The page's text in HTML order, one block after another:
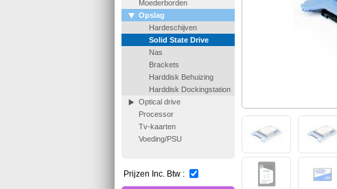
Moederborden
Opslag
Hardeschijven
Solid State Drive
Nas
Brackets
Harddisk Behuizing
Harddisk Dockingstation
Optical drive
Processor
Tv-kaarten
Voeding/PSU
Prijzen Inc. Btw :